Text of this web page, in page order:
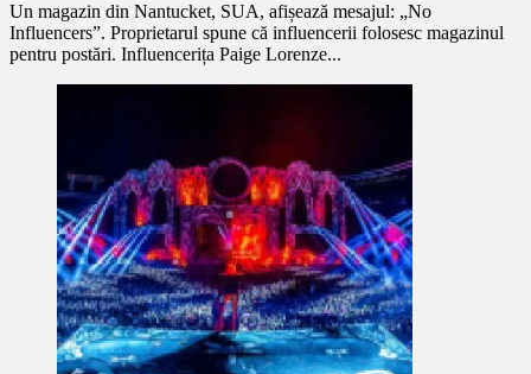
Un magazin din Nantucket, SUA, afișează mesajul: „No
Influencers”. Proprietarul spune că influencerii folosesc magazinul
pentru postări. Influencerița Paige Lorenze...